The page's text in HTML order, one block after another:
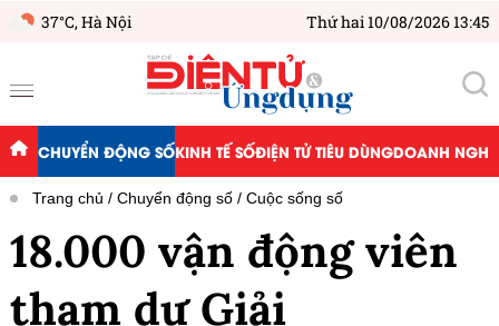
37°C,Hà Nội Thứ hai 10/08/2026 13:45
CHUYỂN ĐỘNG SỐKINH TẾ SỐĐIỆN TỬ TIÊU DÙNGDOANH
Trang chủ Chuyển động số Cuộc sống số
18.000 vận động viên
tham dự Giải